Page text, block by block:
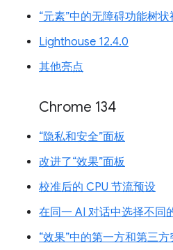
“元素”中的无障碍功能树状
Lighthouse 12.4.0
其他亮点
Chrome 134
“隐私和安全”面板
改进了“效果”面板
校准后的 CPU 节流预设
在同一 AI 对话中选择不同
“效果”中的第一方和第三